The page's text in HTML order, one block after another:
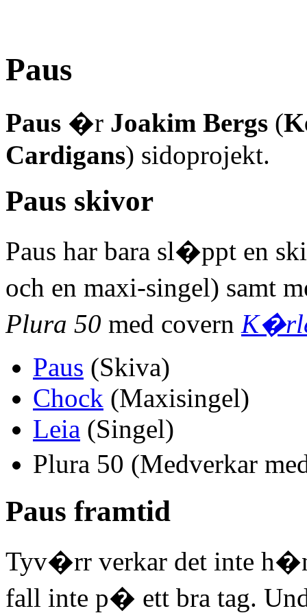
Paus
Paus �r Joakim Bergs (
Cardigans) sidoprojekt.
Paus skivor
Paus har bara sl�ppt en
och en maxi-singel) samt
Plura 50 med covern
Paus (Skiva)
Chock (Maxisingel)
Leia (Singel)
Plura 50 (Medverkar
Paus framtid
Tyv�rr verkar det inte
fall inte p� ett bra tag.